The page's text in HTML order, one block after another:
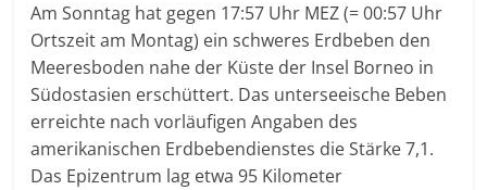
Am Sonntag hat gegen 17:57 Uhr MEZ (= 00:57 Uhr
Ortszeit am Montag) ein schweres Erdbeben den
Meeresboden nahe der Küste der Insel Borneo in
Südostasien erschüttert. Das unterseeische Beben
erreichte nach vorläufigen Angaben des
amerikanischen Erdbebendienstes die Stärke 7,1.
Das Epizentrum lag etwa 95 Kilometer